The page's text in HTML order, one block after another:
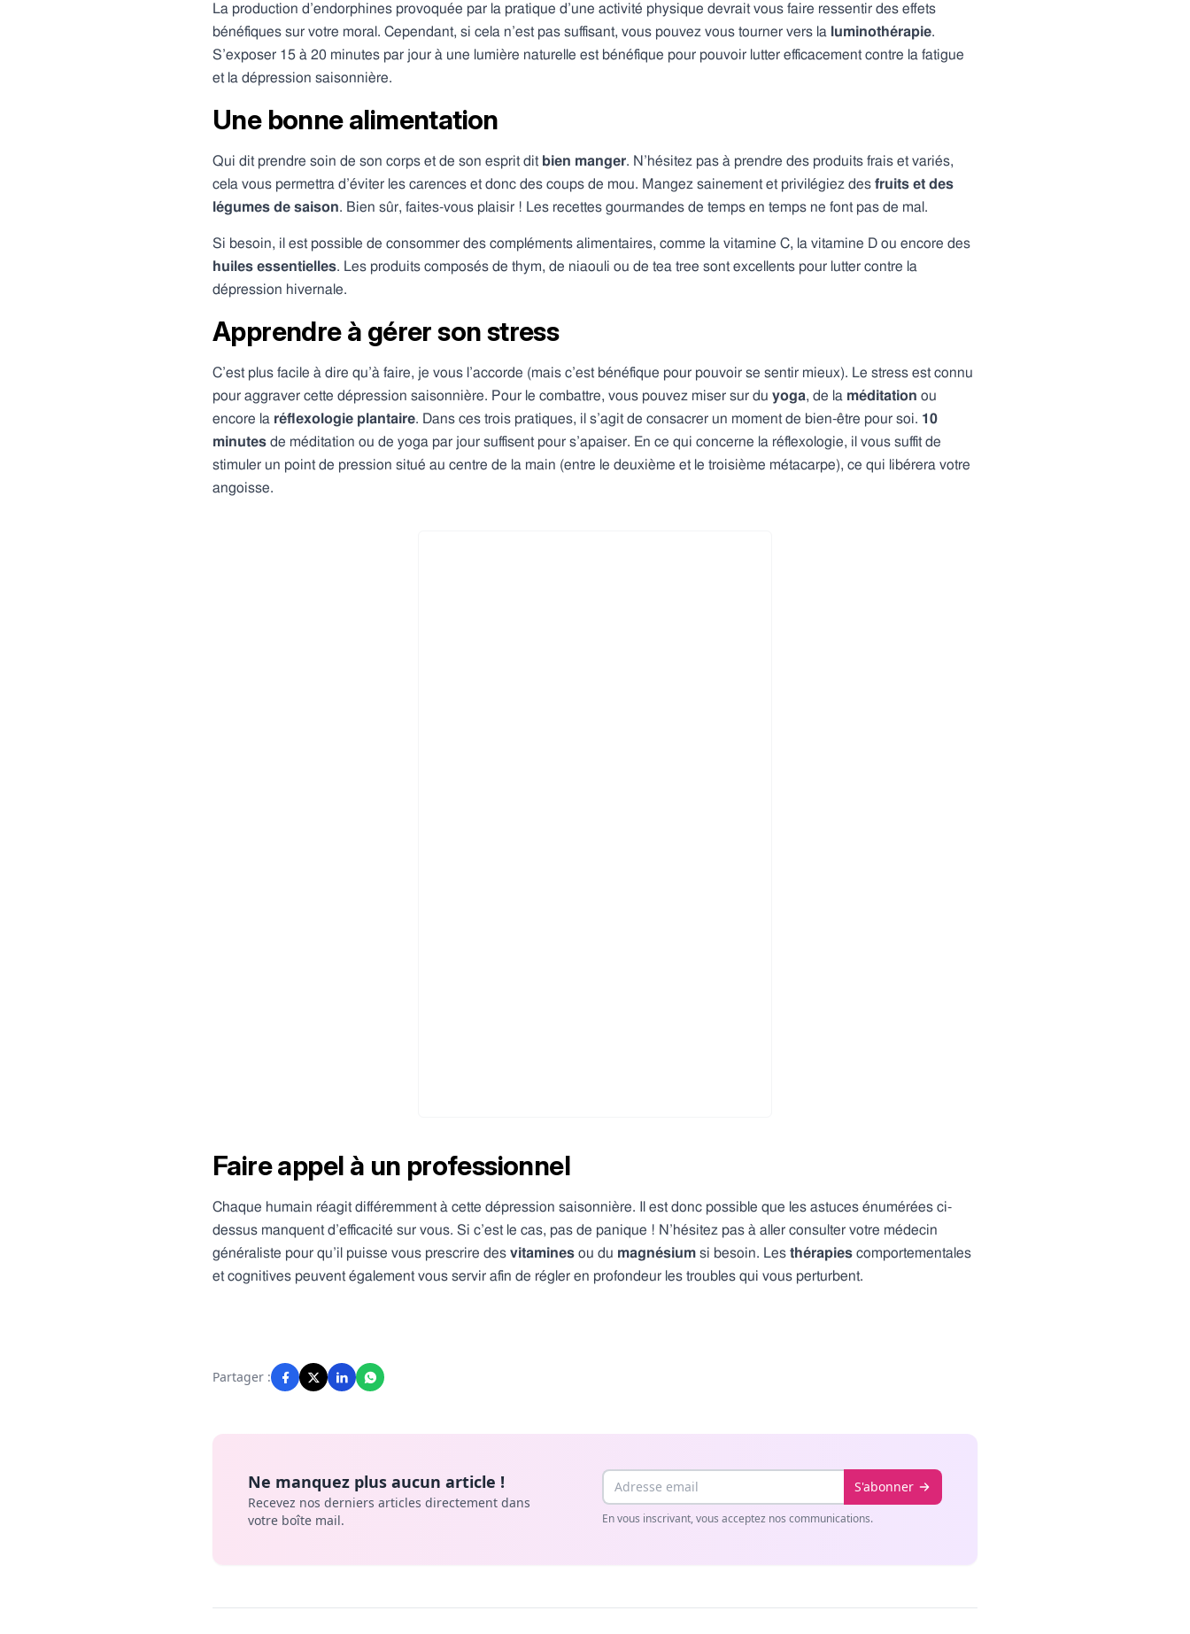
La production d’endorphines provoquée par la pratique d’une activité physique devrait vous faire ressentir des effets
bénéfiques sur votre moral. Cependant, si cela n’est pas suffisant, vous pouvez vous tourner vers la
luminothérapie.
S’exposer 15 à 20 minutes par jour à une lumière naturelle est bénéfique pour pouvoir lutter efficacement contre la fatigue
et la dépression saisonnière.
Une bonne alimentation
Qui dit prendre soin de son corps et de son esprit dit bien manger. N’hésitez pas à prendre des produits frais et variés,
cela vous permettra d’éviter les carences et donc des coups de mou. Mangez sainement et privilégiez des fruits et des
légumes de saison. Bien sûr, faites-vous plaisir ! Les recettes gourmandes de temps en temps ne font pas de mal.
Si besoin, il est possible de consommer des compléments alimentaires, comme la vitamine C, la vitamine D ou encore des
huiles essentielles. Les produits composés de thym, de niaouli ou de tea tree sont excellents pour lutter contre la
dépression hivernale.
Apprendre à gérer son stress
C’est plus facile à dire qu’à faire, je vous l’accorde (mais c’est bénéfique pour pouvoir se sentir mieux). Le stress est connu
pour aggraver cette dépression saisonnière. Pour le combattre, vous pouvez miser sur du yoga, de la méditation ou
encore la réflexologie plantaire. Dans ces trois pratiques, il s’agit de consacrer un moment de bien-être pour soi. 10
minutes de méditation ou de yoga par jour suffisent pour s’apaiser. En ce qui concerne la réflexologie, il vous suffit de
stimuler un point de pression situé au centre de la main (entre le deuxième et le troisième métacarpe), ce qui libérera votre
angoisse.
Faire appel à un professionnel
Chaque humain réagit différemment à cette dépression saisonnière. Il est donc possible que les astuces énumérées ci-
dessus manquent d’efficacité sur vous. Si c’est le cas, pas de panique ! N’hésitez pas à aller consulter votre médecin
généraliste pour qu’il puisse vous prescrire des vitamines ou du magnésium si besoin. Les thérapies comportementales
et cognitives peuvent également vous servir afin de régler en profondeur les troubles qui vous perturbent.
Partager :
Ne manquez plus aucun article !
Recevez nos derniers articles directement dans
votre boîte mail.
Email S'abonner
En vous inscrivant, vous acceptez nos communications.